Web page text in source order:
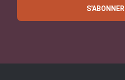
S'ABONNER